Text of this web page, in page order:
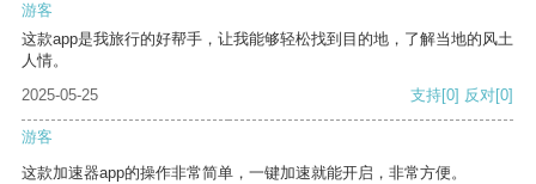
游客
这款app是我旅行的好帮手，让我能够轻松找到目的地，了解当地的风土
人情。
2025-05-25
支持[0] 反对[0]
游客
这款加速器app的操作非常简单，一键加速就能开启，非常方便。